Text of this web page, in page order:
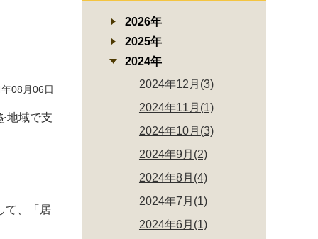
08月06日
地域で支
て、「居
2026年
2025年
2024年
2024年12月(3)
2024年11月(1)
2024年10月(3)
2024年9月(2)
2024年8月(4)
2024年7月(1)
2024年6月(1)